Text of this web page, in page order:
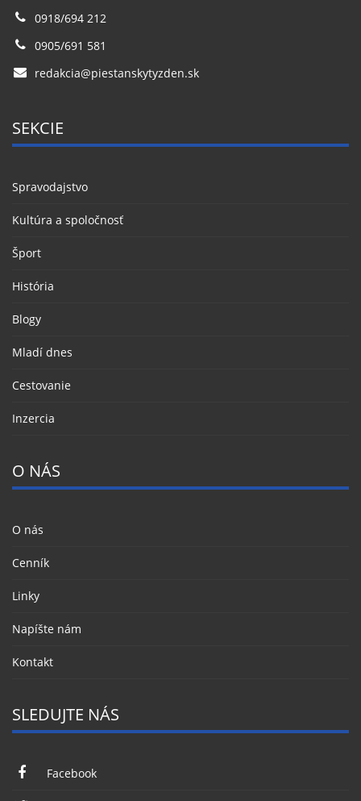
0918/694 212
0905/691 581
redakcia@piestanskytyzden.sk
SEKCIE
Spravodajstvo
Kultúra a spoločnosť
Šport
História
Blogy
Mladí dnes
Cestovanie
Inzercia
O NÁS
O nás
Cenník
Linky
Napíšte nám
Kontakt
SLEDUJTE NÁS
Facebook